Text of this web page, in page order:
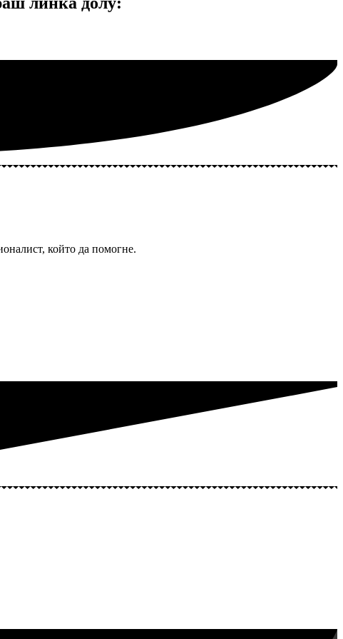
който да помогне.